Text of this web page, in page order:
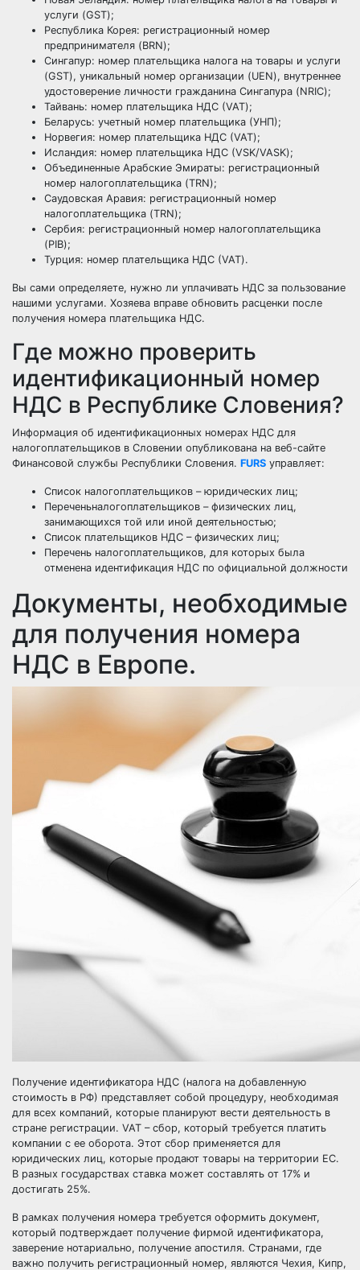
услуги (GST);
Республика Корея: регистрационный номер
предпринимателя (BRN);
Сингапур: номер плательщика налога на товары и услуги
(GST), уникальный номер организации (UEN), внутреннее
удостоверение личности гражданина Сингапура (NRIC);
Тайвань: номер плательщика НДС (VAT);
Беларусь: учетный номер плательщика (УНП);
Норвегия: номер плательщика НДС (VAT);
Исландия: номер плательщика НДС (VSK/VASK);
Объединенные Арабские Эмираты: регистрационный
номер налогоплательщика (TRN);
Саудовская Аравия: регистрационный номер
налогоплательщика (TRN);
Сербия: регистрационный номер налогоплательщика
(PIB);
Турция: номер плательщика НДС (VAT).
Вы сами определяете, нужно ли уплачивать НДС за пользование
нашими услугами. Хозяева вправе обновить расценки после
получения номера плательщика НДС.
Где можно проверить
идентификационный номер
НДС в Республике Словения?
Информация об идентификационных номерах НДС для
налогоплательщиков в Словении опубликована на веб-сайте
Финансовой службы Республики Словения. FURS управляет:
Список налогоплательщиков – юридических лиц;
Переченьналогоплательщиков – физических лиц,
занимающихся той или иной деятельностью;
Список плательщиков НДС – физических лиц;
Перечень налогоплательщиков, для которых была
отменена идентификация НДС по официальной должности
Документы, необходимые
для получения номера
НДС в Европе.
Получение идентификатора НДС (налога на добавленную
стоимость в РФ) представляет собой процедуру, необходимая
для всех компаний, которые планируют вести деятельность в
стране регистрации. VAT – сбор, который требуется платить
компании с ее оборота. Этот сбор применяется для
юридических лиц, которые продают товары на территории ЕС.
В разных государствах ставка может составлять от 17% и
достигать 25%.
В рамках получения номера требуется оформить документ,
который подтверждает получение фирмой идентификатора,
заверение нотариально, получение апостиля. Странами, где
важно получить регистрационный номер, являются Чехия, Кипр,